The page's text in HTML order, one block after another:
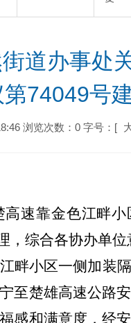
道办事处
74049号
浏览次数：0 字号：[
速靠金色江畔
，综合各协办单位
畔小区一侧加装
至楚雄高速公路
感和满意度，经